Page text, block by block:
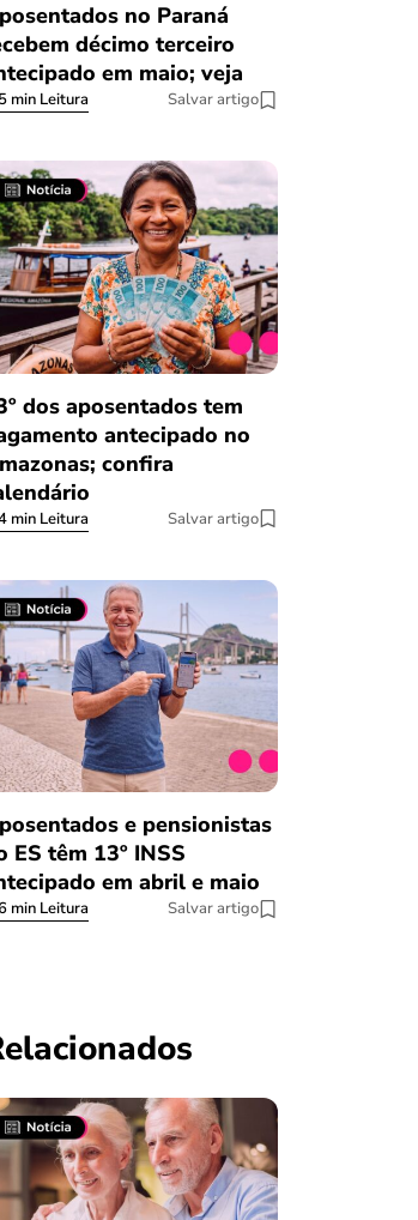
no Paraná
décimo terceiro
em maio; veja
5 min Leitura Salvar artigo
dos aposentados tem
antecipado no
confira
min Leitura Salvar artigo
e pensionistas
ES têm 13º INSS
em abril e maio
min Leitura Salvar artigo